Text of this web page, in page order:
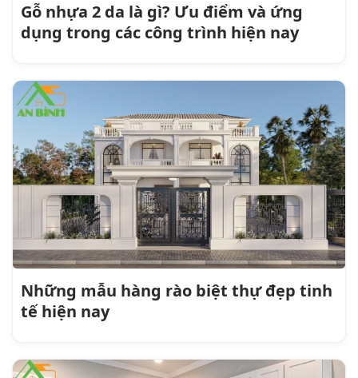
Gỗ nhựa 2 da là gì? Ưu điểm và ứng
dụng trong các công trình hiện nay
Những mẫu hàng rào biệt thự đẹp tinh
tế hiện nay